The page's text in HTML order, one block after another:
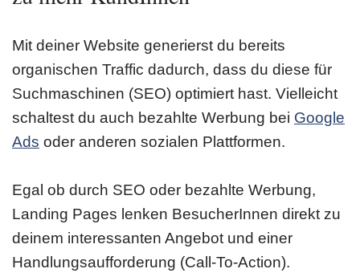
Mit deiner Website generierst du bereits
organischen Traffic dadurch, dass du diese für
Suchmaschinen (SEO) optimiert hast. Vielleicht
schaltest du auch bezahlte Werbung bei Google
Ads oder anderen sozialen Plattformen.
Egal ob durch SEO oder bezahlte Werbung,
Landing Pages lenken BesucherInnen direkt zu
deinem interessanten Angebot und einer
Handlungsaufforderung (Call-To-Action).